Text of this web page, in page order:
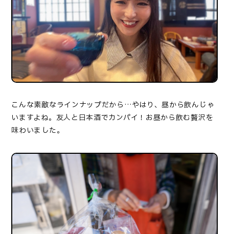
こんな素敵なラインナップだから…やはり、昼から飲んじゃ
いますよね。友人と日本酒でカンパイ！お昼から飲む贅沢を
味わいました。